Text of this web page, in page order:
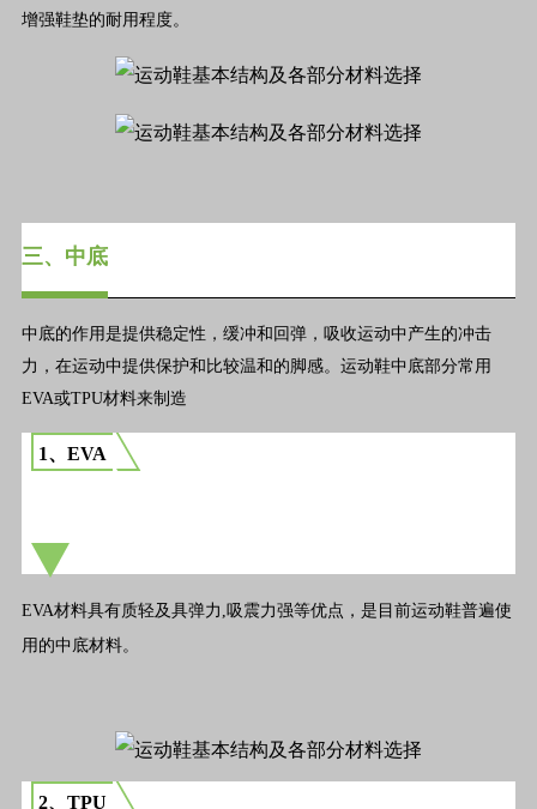
增强鞋垫的耐用程度。
三、中底
中底的作用是提供稳定性，缓冲和回弹，吸收运动中产生的冲击
力，在运动中提供保护和比较温和的脚感。运动鞋中底部分常用
EVA或TPU材料来制造
1、EVA
EVA材料具有质轻及具弹力,吸震力强等优点，是目前运动鞋普遍使
用的中底材料。
2、TPU